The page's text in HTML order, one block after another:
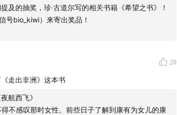
怀
交臂
信
及的抽奖，珍·古道尔写的相关书籍《希望之书》！
号bio_kiwi）来寄出奖品！
20
走出非洲》这本书
航西飞》
不感叹那时女性。前些日子了解到康有为女儿的康